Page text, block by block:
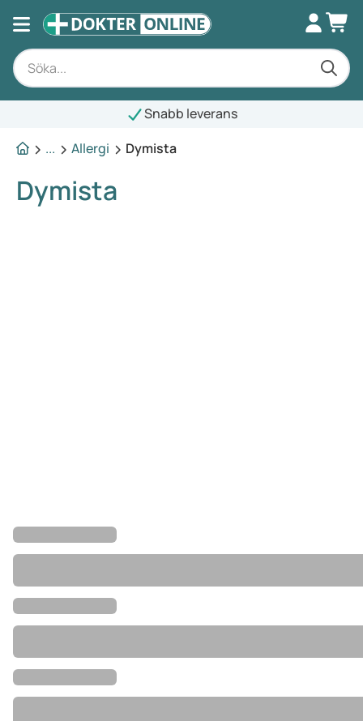
Snabb leverans
...
Allergi Dymista
Dymista